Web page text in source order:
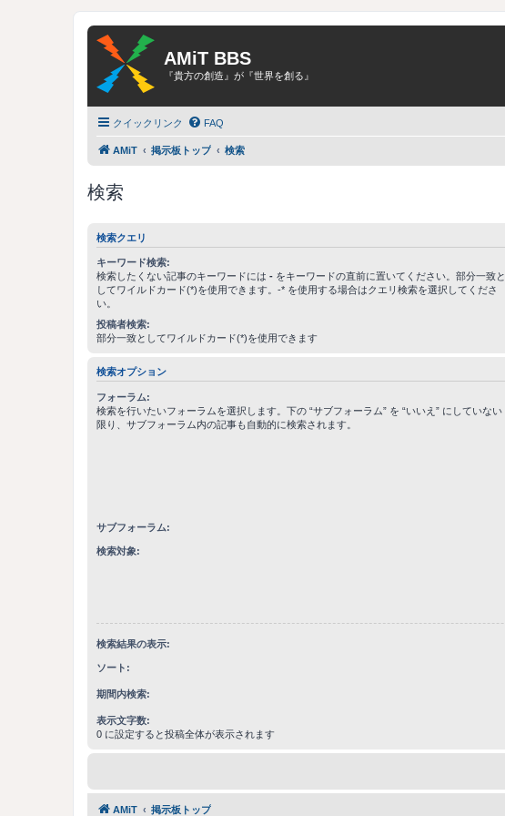
AMiT BBS
『貴方の創造』が『世界を創る』
クイックリンク FAQ
AMiT 掲示板トップ 検索
検索
検索クエリ
キーワード検索:
検索したくない記事のキーワードには - をキーワードの直前に置いてください。部分一致と
してワイルドカード(*)を使用できます。-* を使用する場合はクエリ検索を選択してくださ
い。
投稿者検索:
部分一致としてワイルドカード(*)を使用できます
検索オプション
フォーラム:
検索を行いたいフォーラムを選択します。下の “サブフォーラム” を “いいえ” にしていない
限り、サブフォーラム内の記事も自動的に検索されます。
サブフォーラム:
検索対象:
検索結果の表示:
ソート:
期間内検索:
表示文字数:
0 に設定すると投稿全体が表示されます
AMiT 掲示板トップ